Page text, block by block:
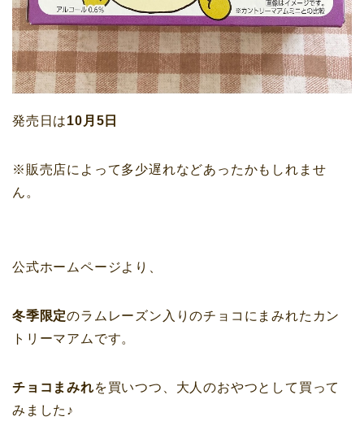
発売日は10月5日
※販売店によって多少遅れなどあったかもしれませ
ん。
公式ホームページより、
冬季限定のラムレーズン入りのチョコにまみれたカン
トリーマアム です。
チョコまみれを買いつつ、大人のおやつとして買って
みました♪